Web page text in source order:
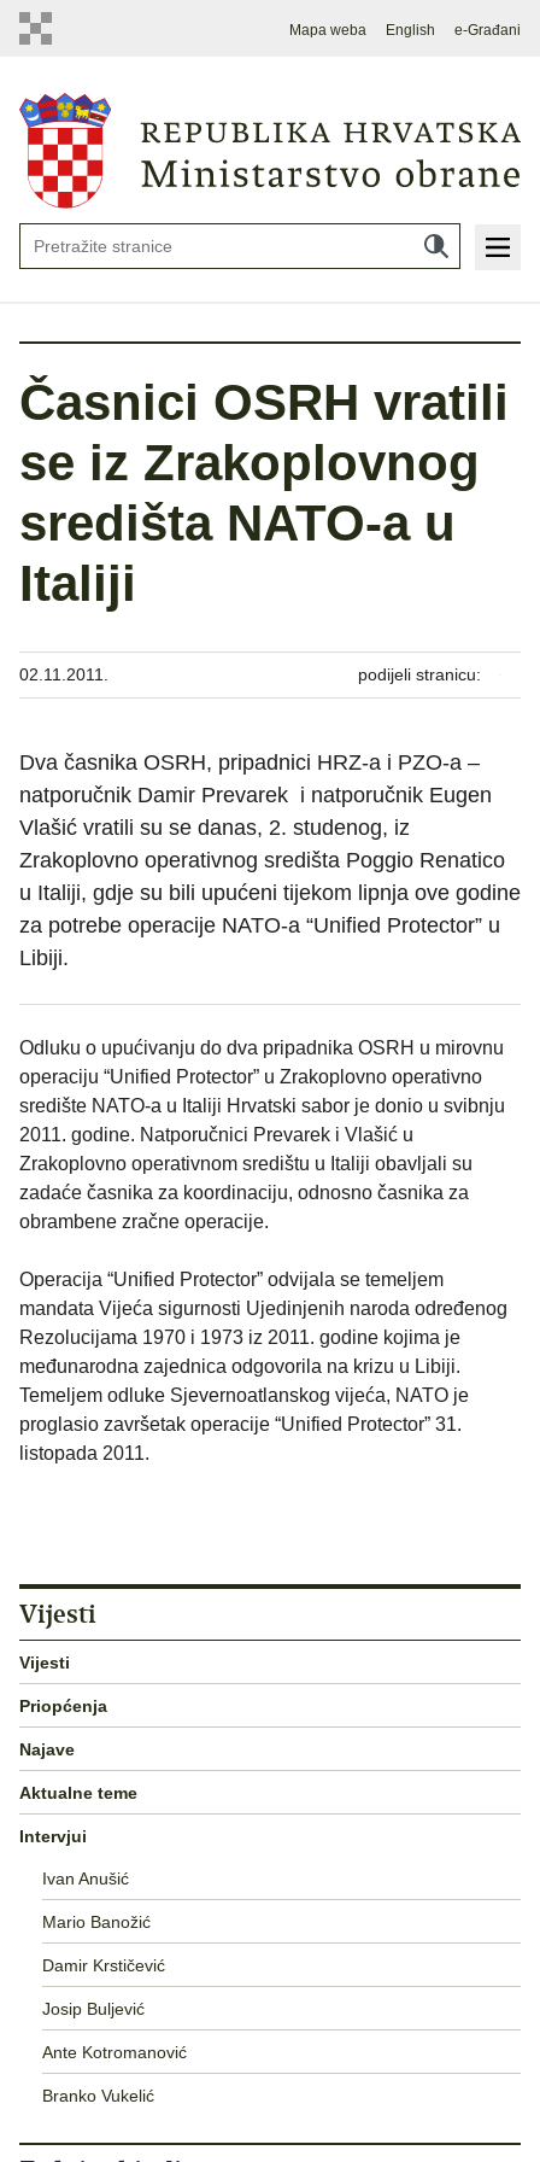
Mapa weba English e-Građani
Časnici OSRH vratili
se iz Zrakoplovnog
središta NATO-a u
Italiji
02.11.2011. podijeli stranicu:
Dva časnika OSRH, pripadnici HRZ-a i PZO-a –
natporučnik Damir Prevarek i natporučnik Eugen
Vlašić vratili su se danas, 2. studenog, iz
Zrakoplovno operativnog središta Poggio Renatico
u Italiji, gdje su bili upućeni tijekom lipnja ove godine
za potrebe operacije NATO-a “Unified Protector” u
Libiji.
Odluku o upućivanju do dva pripadnika OSRH u mirovnu
operaciju “Unified Protector” u Zrakoplovno operativno
središte NATO-a u Italiji Hrvatski sabor je donio u svibnju
2011. godine. Natporučnici Prevarek i Vlašić u
Zrakoplovno operativnom središtu u Italiji obavljali su
zadaće časnika za koordinaciju, odnosno časnika za
obrambene zračne operacije.
Operacija “Unified Protector” odvijala se temeljem
mandata Vijeća sigurnosti Ujedinjenih naroda određenog
Rezolucijama 1970 i 1973 iz 2011. godine kojima je
međunarodna zajednica odgovorila na krizu u Libiji.
Temeljem odluke Sjevernoatlanskog vijeća, NATO je
proglasio završetak operacije “Unified Protector” 31.
listopada 2011.
Vijesti
Vijesti
Priopćenja
Najave
Aktualne teme
Intervjui
Ivan Anušić
Mario Banožić
Damir Krstičević
Josip Buljević
Ante Kotromanović
Branko Vukelić